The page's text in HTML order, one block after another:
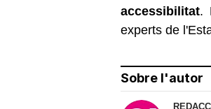
accessibilitat.
experts de
Sobre l'autor